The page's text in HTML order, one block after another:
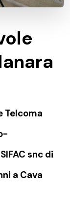
Telcoma
snc di
a Cava